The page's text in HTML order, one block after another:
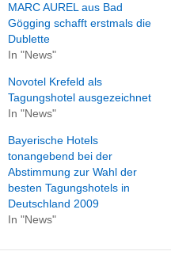
MARC AUREL aus Bad
Gögging schafft erstmals die
Dublette
In "News"
Novotel Krefeld als
Tagungshotel ausgezeichnet
In "News"
Bayerische Hotels
tonangebend bei der
Abstimmung zur Wahl der
besten Tagungshotels in
Deutschland 2009
In "News"